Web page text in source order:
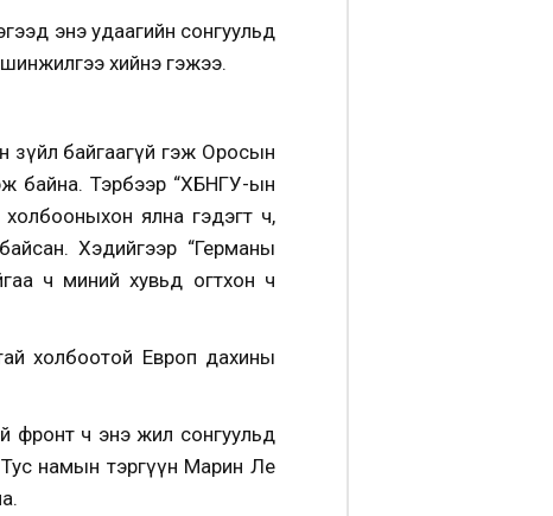
энэ удаагийн сонгуульд
хийнэ гэжээ.
зүйл байгаагүй гэж Оросын
байна. Тэрбээр “ХБНГУ-ын
ялна гэдэгт ч,
Хэдийгээр “Германы
ч миний хувьд огтхон ч
холбоотой Европ дахины
фронт ч энэ жил сонгуульд
Тус намын тэргүүн Марин Ле